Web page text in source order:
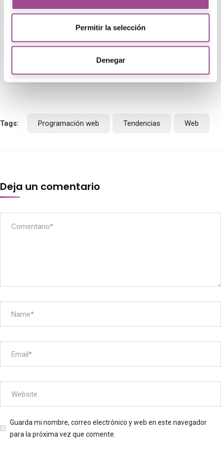
Permitir la selección
Denegar
LinkedIn
WhatsApp
Facebook
X EmailGmail
Tags: Programación web Tendencias Web
Deja un comentario
Guarda mi nombre, correo electrónico y web en este navegador
para la próxima vez que comente.